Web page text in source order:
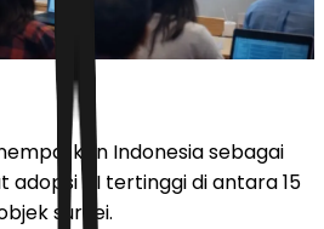
Indonesia sebagai
adopsi AI tertinggi di antara 15
survei.